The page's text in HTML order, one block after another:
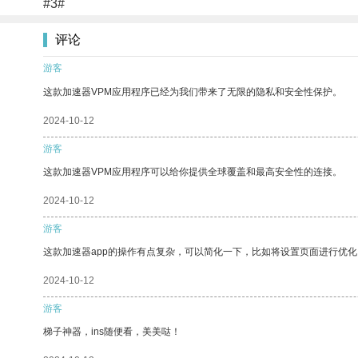
#3#
评论
游客
这款加速器VPM应用程序已经为我们带来了无限的隐私和安全性保护。
2024-10-12
游客
这款加速器VPM应用程序可以给你提供全球覆盖和最高安全性的连接。
2024-10-12
游客
这款加速器app的操作有点复杂，可以简化一下，比如将设置页面进行优
2024-10-12
游客
梯子神器，ins随便看，美美哒！